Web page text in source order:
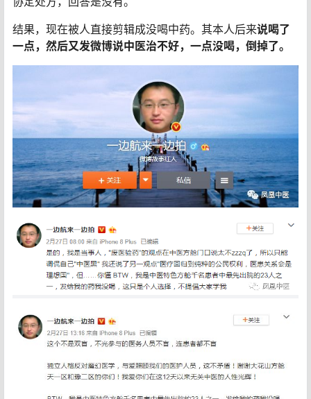
结果，现在被人直接剪辑成没喝中药。其本人后来说喝了
一点，然后又发微博说中医治不好，一点没喝，倒掉了。